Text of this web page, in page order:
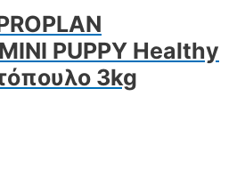
PUPPY Healthy
3kg